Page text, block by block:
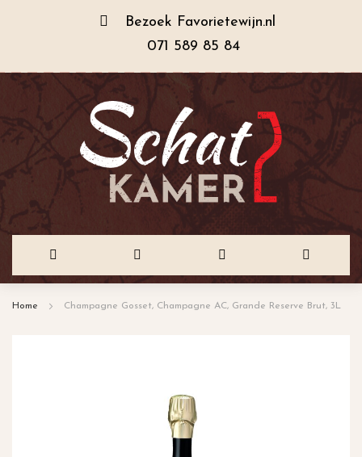
Bezoek Favorietewijn.nl
071 589 85 84
Home Champagne Gosset, Champagne AC, Grande Reserve Brut, 3L